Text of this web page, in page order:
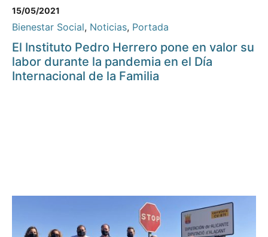
15/05/2021
Bienestar Social, Noticias, Portada
El Instituto Pedro Herrero pone en valor su
labor durante la pandemia en el Día
Internacional de la Familia